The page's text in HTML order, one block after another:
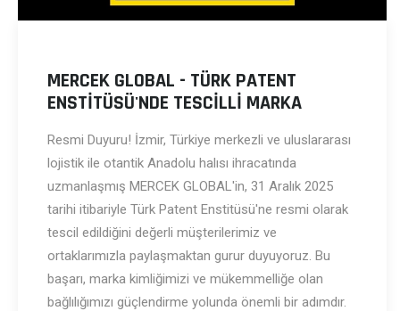
MERCEK GLOBAL - TÜRK PATENT
ENSTİTÜSÜ'NDE TESCİLLİ MARKA
Resmi Duyuru! İzmir, Türkiye merkezli ve uluslararası
lojistik ile otantik Anadolu halısı ihracatında
uzmanlaşmış MERCEK GLOBAL'in, 31 Aralık 2025
tarihi itibariyle Türk Patent Enstitüsü'ne resmi olarak
tescil edildiğini değerli müşterilerimiz ve
ortaklarımızla paylaşmaktan gurur duyuyoruz. Bu
başarı, marka kimliğimizi ve mükemmelliğe olan
bağlılığımızı güçlendirme yolunda önemli bir adımdır.